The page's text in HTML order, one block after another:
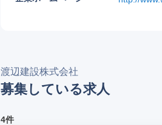
渡辺建設株式会社
募集している求人
4件